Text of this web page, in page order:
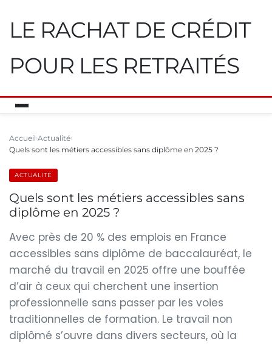
LE RACHAT DE CRÉDIT
POUR LES RETRAITÉS
Accueil Actualité
Quels sont les métiers accessibles sans diplôme en 2025 ?
ACTUALITÉ
Quels sont les métiers accessibles sans
diplôme en 2025 ?
Avec près de 20 % des emplois en France
accessibles sans diplôme de baccalauréat, le
marché du travail en 2025 offre une bouffée
d’air à ceux qui cherchent une insertion
professionnelle sans passer par les voies
traditionnelles de formation. Le travail non
diplômé s’ouvre dans divers secteurs, où la